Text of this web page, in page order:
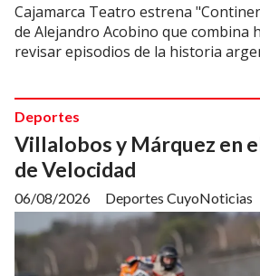
Cajamarca Teatro estrena
de Alejandro Acobino que combina
revisar episodios de la historia
Villalobos y Márquez en
de Velocidad
Deportes CuyoNoticias
Deportes
06/08/2026